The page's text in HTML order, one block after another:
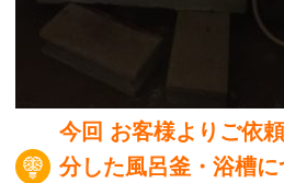
今回 お客様よりご依
分した風呂釜・浴槽